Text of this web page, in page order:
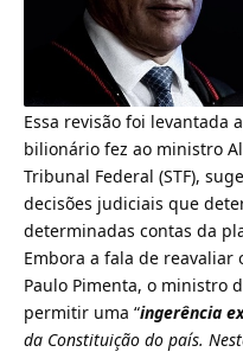
Essa revisão foi levantada
bilionário fez ao ministro
Tribunal Federal (STF),
decisões judiciais que
determinadas contas da
Embora a fala de
Paulo Pimenta, o ministro
permitir uma “ingerência
da Constituição do país.